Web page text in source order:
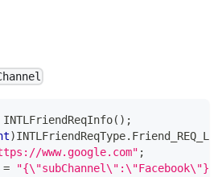
INTLFriendReqInfo( ) ;
)INTLFriendReqType.
www.google.com" ;
= "{\"subChannel\":\"Facebook\"}"